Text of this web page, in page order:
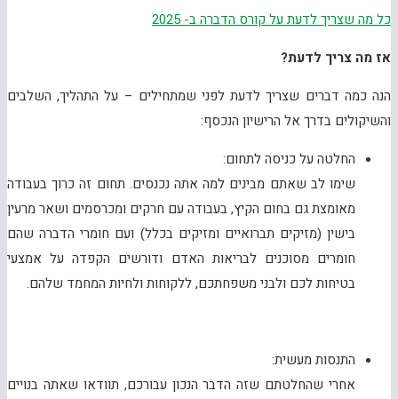
כל מה שצריך לדעת על קורס הדברה ב- 2025
אז מה צריך לדעת?
הנה כמה דברים שצריך לדעת לפני שמתחילים – על התהליך, השלבים
והשיקולים בדרך אל הרישיון הנכסף:
החלטה על כניסה לתחום:
שימו לב שאתם מבינים למה אתה נכנסים. תחום זה כרוך בעבודה
מאומצת גם בחום הקיץ, בעבודה עם חרקים ומכרסמים ושאר מרעין
בישין (מזיקים תברואיים ומזיקים בכלל) ועם חומרי הדברה שהם
חומרים מסוכנים לבריאות האדם ודורשים הקפדה על אמצעי
בטיחות לכם ולבני משפחתכם, ללקוחות ולחיות המחמד שלהם.
התנסות מעשית:
אחרי שהחלטתם שזה הדבר הנכון עבורכם, תוודאו שאתה בנויים